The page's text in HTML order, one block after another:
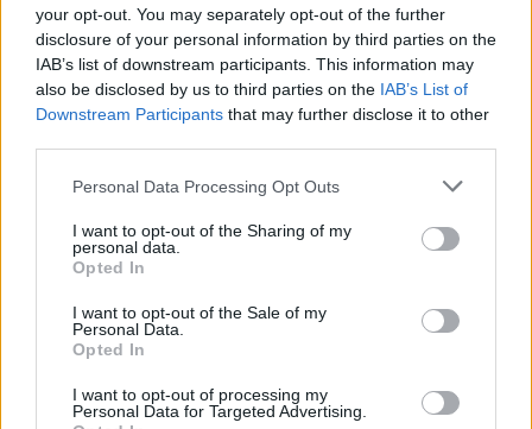
your opt-out. You may separately opt-out of the further
disclosure of your personal information by third parties on the
IAB’s list of downstream participants. This information may
also be disclosed by us to third parties on the IAB’s List of
Downstream Participants that may further disclose it to other
Personal Data Processing Opt Outs
I want to opt-out of the Sharing of my
personal data.
Opted In
I want to opt-out of the Sale of my
Personal Data.
Opted In
I want to opt-out of processing my
Personal Data for Targeted Advertising.
Covilhã: Especialista aponta investimento estrangeiro e
valorização imobiliária como motores do crescimento da
Beira Interior
Rio de Janeiro: Governo do Estado propõe parceria com a
FUNCEX para “reforçar inteligência sobre comércio
Esposende acolhe festival de kitesurf
COMENTÁRIOS RECENTES
ÚLTIMAS DESTAQUE VIDEOS